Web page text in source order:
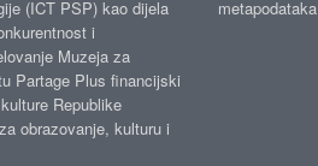
(ICT PSP) kao dijela
i
Muzeja za
Partage Plus financijski
Republike
obrazovanje, kulturu i